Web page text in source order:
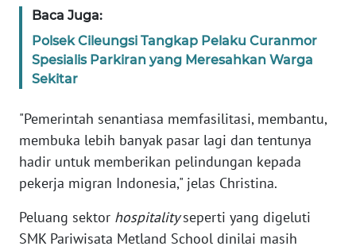
Baca Juga:
Polsek Cileungsi Tangkap Pelaku Curanmor
Spesialis Parkiran yang Meresahkan Warga
Sekitar
"Pemerintah senantiasa memfasilitasi, membantu,
membuka lebih banyak pasar lagi dan tentunya
hadir untuk memberikan pelindungan kepada
pekerja migran Indonesia," jelas Christina.
Peluang sektor hospitalityseperti yang digeluti
SMK Pariwisata Metland School dinilai masih
WN
SULTENG
SULBAR
WN
BABEL
WN
SUMBAR